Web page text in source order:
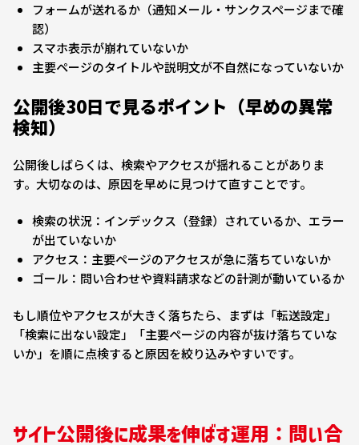
フォームが送れるか（通知メール・サンクスページまで確
認）
スマホ表示が崩れていないか
主要ページのタイトルや説明文が不自然になっていないか
公開後30日で見るポイント（早めの異常
検知）
公開後しばらくは、検索やアクセスが揺れることがありま
す。大切なのは、原因を早めに見つけて直すことです。
検索の状況：インデックス（登録）されているか、エラー
が出ていないか
アクセス：主要ページのアクセスが急に落ちていないか
ゴール：問い合わせや資料請求などの計測が動いているか
もし順位やアクセスが大きく落ちたら、まずは「転送設定」
「検索に出ない設定」「主要ページの内容が抜け落ちていな
いか」を順に点検すると原因を絞り込みやすいです。
サイト公開後に成果を伸ばす運用：問い合